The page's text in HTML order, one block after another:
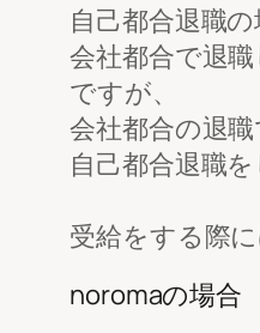
自己都合退職
会社都合で退
ですが、
会社都合の退
自己都合退職
受給をする際
noromaの場合